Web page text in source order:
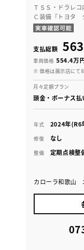
ＴＳＳ・ドラレ
Ｃ装備『トヨタ
支払総額
車両価格 554.4万
※ 価格は展示店にて
月々定額プラン
頭金・ボーナス
年式 2024年(R6
修復 なし
整備 定期点検整
カローラ和歌山